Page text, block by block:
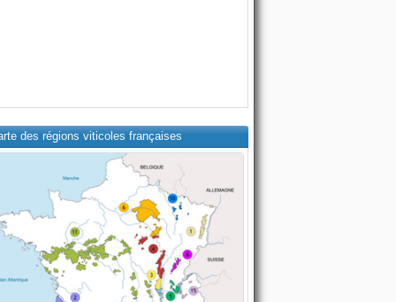
des régions viticoles françaises